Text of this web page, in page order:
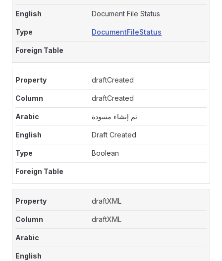
Document File Status
DocumentFileStatus
draftCreated
draftCreated
تم إنشاء مسودة
Draft Created
Boolean
draftXML
draftXML